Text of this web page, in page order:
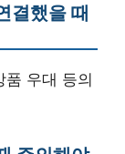
결했을 때
우대 등의